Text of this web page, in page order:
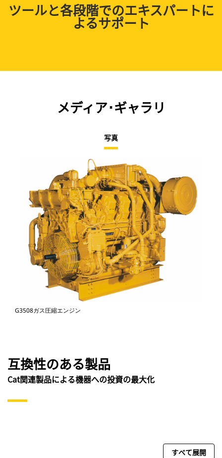
ツールと各段階でのエキスパートに
よるサポート
メディア･ギャラリ
写真
G3508ガス圧縮エンジン
互換性のある製品
Cat関連製品による機器への投資の最大化
すべて展開